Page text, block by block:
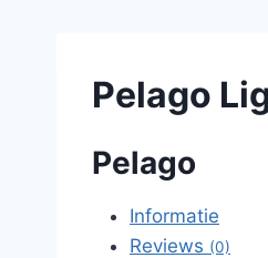
Pelago
Pelago
Informatie
Reviews (0)